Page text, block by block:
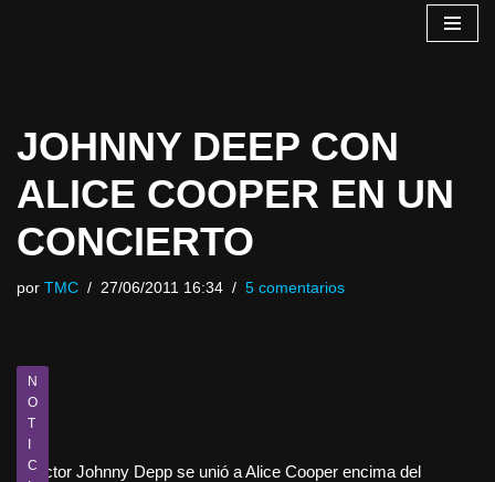
JOHNNY DEEP CON
ALICE COOPER EN UN
CONCIERTO
por TMC 27/06/2011 16:34 5 comentarios
N
O
T
C
El actor Johnny Depp se unió a Alice Cooper encima del